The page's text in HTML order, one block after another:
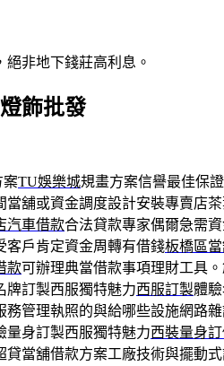
非地下錢莊高利息。
飾批發
案TU娛樂城規畫方案信譽最佳保
當舖或資金調度設計安裝專賣店
汽車借款合法貸款專家偶爾急需
客戶肯定資金周轉有借錢板橋區
款可辦理典當借款事項理財工具
牌訂製西服獨特魅力西服訂製體
務管理執照的與給哪些設施網路
量身訂製西服獨特魅力西裝量身
貸當舖借款方案工廠技術與擺動